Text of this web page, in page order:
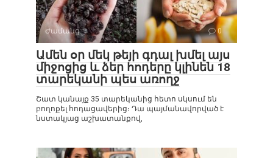
Ժամանց 0
Ամեն օր մեկ թեյի գդալ խմել այս
միջոցից և ձեր հոդերը կլինեն 18
տարեկանի պես առողջ
Շատ կանայք 35 տարեկանից հետո սկսում են
բողոքել հոդացավերից։ Դա պայմանավորված է
նստակյաց աշխատանքով,